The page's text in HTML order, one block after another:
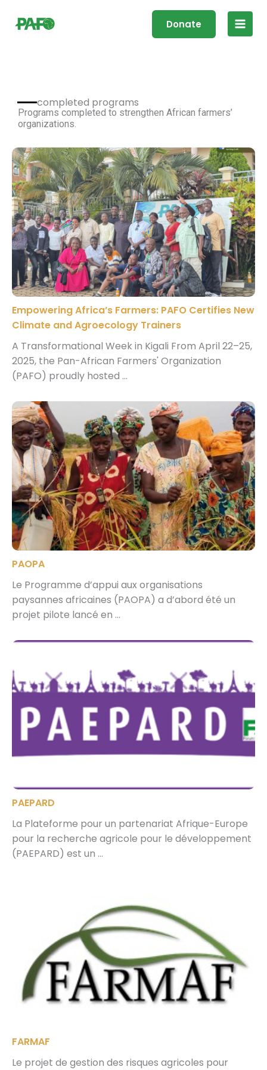
Donate
Main
completed programs
Programs completed to strengthen African farmers’
organizations.
Empowering Africa’s Farmers: PAFO Certifies New
Climate and Agroecology Trainers
A Transformational Week in Kigali From April 22–25,
2025, the Pan-African Farmers' Organization
(PAFO) proudly hosted ...
PAOPA
Le Programme d’appui aux organisations
paysannes africaines (PAOPA) a d’abord été un
projet pilote lancé en ...
PAEPARD
La Plateforme pour un partenariat Afrique-Europe
pour la recherche agricole pour le développement
(PAEPARD) est un ...
FARMAF
Le projet de gestion des risques agricoles pour